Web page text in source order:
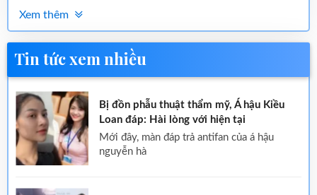
Xem thêm
Tin tức xem nhiều
Bị đồn phẫu thuật thẩm mỹ, Á hậu Kiều
Loan đáp: Hài lòng với hiện tại
mới đây, màn đáp trả antifan của á hậu
nguyễn hà